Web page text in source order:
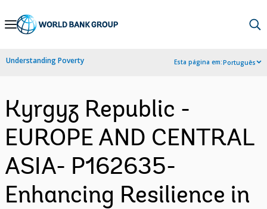
Skip
Navigation
Understanding Poverty Esta página em:Português
Kyrgyz Republic -
EUROPE AND CENTRAL
ASIA- P162635-
Enhancing Resilience in